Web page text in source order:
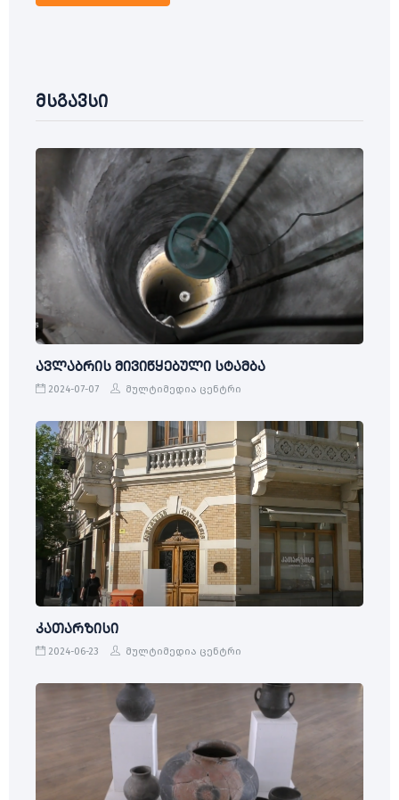
მსგავსი
ავლაბრის მივიწყებული სტამბა
2024-07-07 მულტიმედია ცენტრი
კათარზისი
2024-06-23 მულტიმედია ცენტრი